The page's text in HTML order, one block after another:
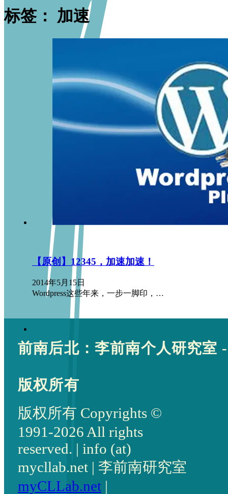
标签： 加速
【原创】12345，加速加速！
2014年5月15日
Wordpress这些年来，一步一脚印，…
前南后北：李前南个人研究室 -
版权所有
版权所有 Copyrights ©
1991-2026 All rights
reserved. | info (at)
mycllab.net | 李前南研究室
myCLLab.net|